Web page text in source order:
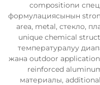
compositionи
формулациясынын
area, metal, стекло,
unique chemical
температуралуу
жана outdoor
reinforced
материалы,